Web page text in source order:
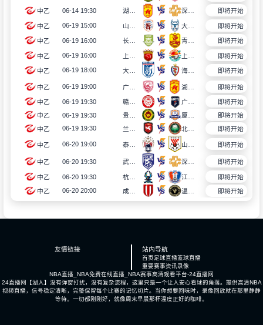
中乙 06-14 19:30 湖北青年星 深圳二零二八 即将开始
中乙 06-19 15:00 即将开始
中乙 06-19 16:00 长春喜都 即将开始
中乙 06-19 16:00 即将开始
中乙 06-19 18:00 海门珂缔缘 即将开始
中乙 06-19 19:00 即将开始
中乙 06-19 19:30 赣州瑞狮
即将开始
中乙
06-19 19:30 贵州贵阳竞技
即将开始
中乙
06-19 19:30 北京理工 即将开始
中乙 06-20 19:00 泰安天贶 即将开始
中乙 06-20 19:30 武汉三镇B队 即将开始
中乙 06-20 19:30 杭州临平吴越
即将开始
中乙
06-20 20:00 成都蓉城B队 即将开始
友情链接 站内导航
首页 足球直播篮球直播
重要赛事资讯录像
NBA直播_NBA免费在线直播_NBA赛事高清观看平台-24直播网
24直播网【湖人】没有弹窗打扰，没有复杂流程，这里只是一个让人安心看球的角落。提供高清NBA
视频直播，信号稳定清晰，完整保留每个比赛的记忆切片。当你想要回味时，录像回放就在那里静静
等待。一切都刚刚好，就像周末早晨那杯温度正好的咖啡。